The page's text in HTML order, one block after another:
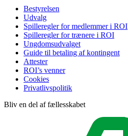
Bestyrelsen
Udvalg
Spilleregler for medlemmer i ROI
Spilleregler for trænere i ROI
Ungdomsudvalget
Guide til betaling af kontingent
Attester
ROI’s venner
Cookies
Privatlivspolitik
Bliv en del af fællesskabet